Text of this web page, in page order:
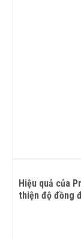
Hiệu quả của
thiện độ đồng